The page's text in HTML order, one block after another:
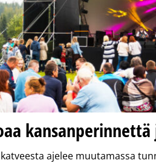
ajelee muutamassa